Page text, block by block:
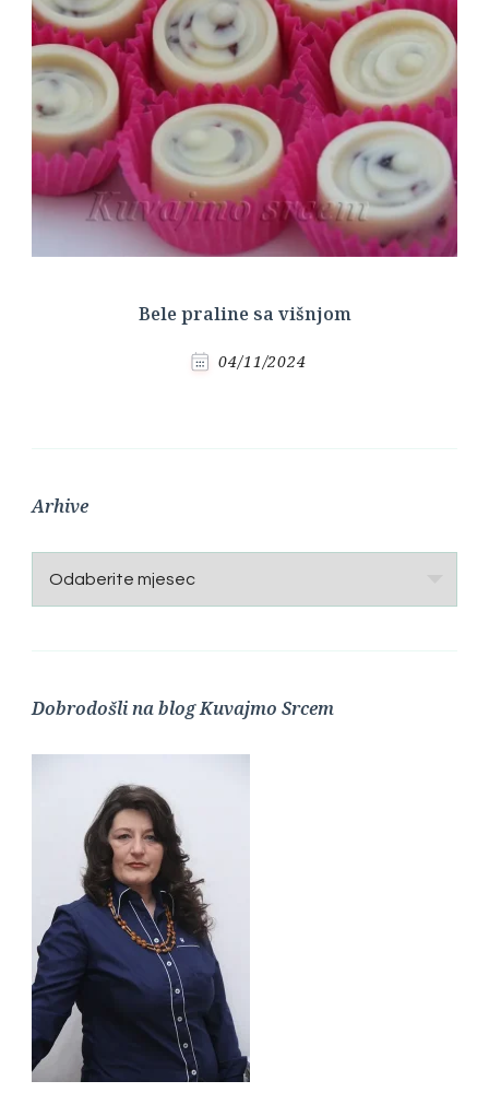
Bele praline sa višnjom
04/11/2024
Arhive
Arhive
Dobrodošli na blog Kuvajmo Srcem